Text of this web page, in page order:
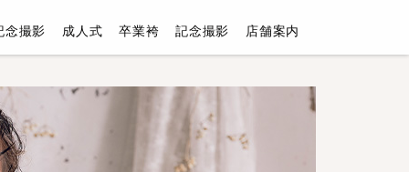
店舗案内
記念撮影
卒業袴
成人式
念撮影